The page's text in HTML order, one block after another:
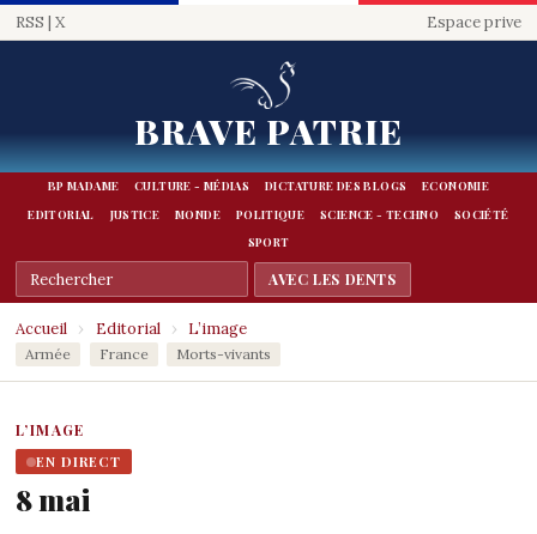
RSS | X Espace prive
BRAVE PATRIE
BP MADAME CULTURE - MÉDIAS DICTATURE DES BLOGS
ECONOMIE
EDITORIAL
JUSTICE MONDE POLITIQUE SCIENCE - TECHNO
SOCIÉTÉ
SPORT
Accueil › Editorial › L’image
Armée France Morts-vivants
L’IMAGE
EN DIRECT
8 mai